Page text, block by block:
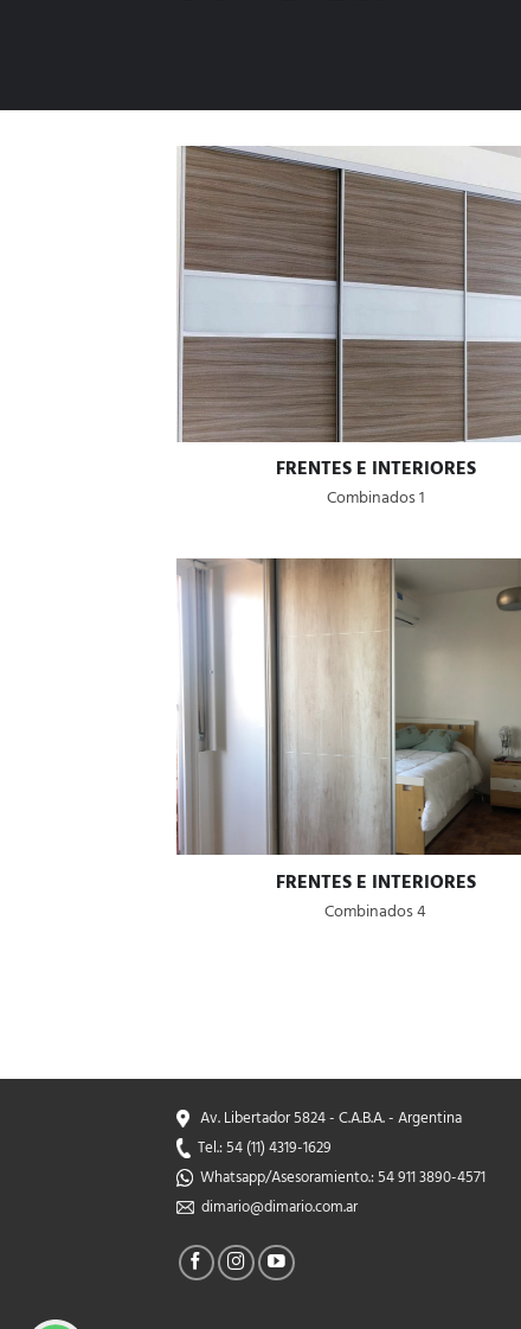
FRENTES E INTERIORES
Combinados 1
FRENTES E INTERIORES
Combinados 4
Av. Libertador 5824 - C.A.B.A. - Argentina
Tel.: 54 (11) 4319-1629
Whatsapp/Asesoramiento.: 54 911 3890-4571
dimario@dimario.com.ar